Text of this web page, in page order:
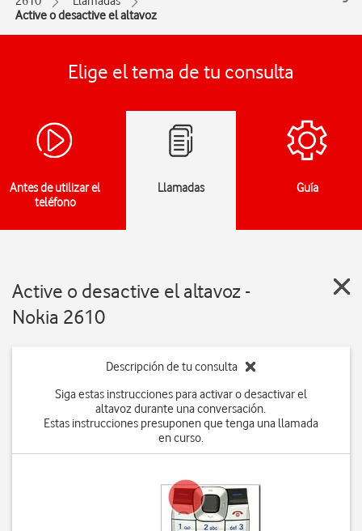
Active o desactive el altavoz
Elige el tema de tu consulta
Antes de utilizar el
teléfono
Llamadas Guía
Active o desactive el altavoz -
Nokia 2610
Descripción de tu consulta
Siga estas instrucciones para activar o desactivar el
altavoz durante una conversación.
Estas instrucciones presuponen que tenga una llamada
en curso.